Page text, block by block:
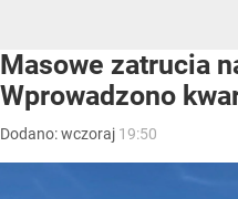
Masowe zatrucia
Wprowadzono
Dodano:wczoraj 19:50